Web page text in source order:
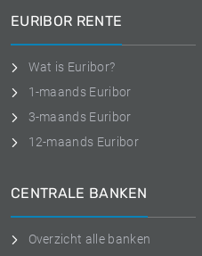
EURIBOR RENTE
Wat is Euribor?
1-maands Euribor
3-maands Euribor
12-maands Euribor
CENTRALE BANKEN
Overzicht alle banken